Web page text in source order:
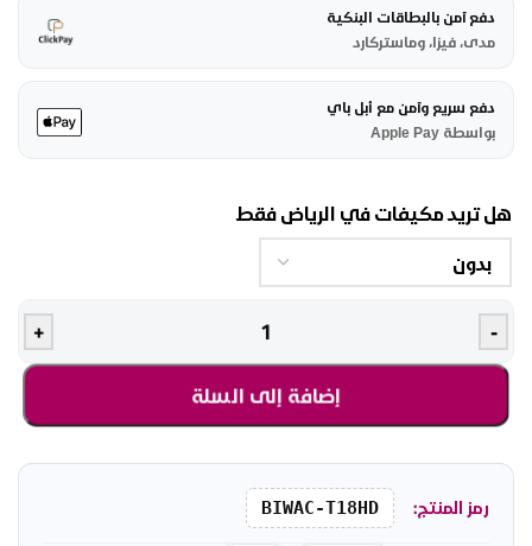
دفع آمن بالبطاقات البنكية
مدى، فيزا، وماستركارد
دفع سريع وآمن مع أبل باي
بواسطة Apple Pay
هل تريد مكيفات في الرياض فقط
-
+
إضافة إلى السلة
رمز المنتج: BIWAC-T18HD